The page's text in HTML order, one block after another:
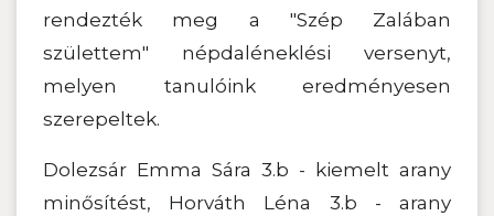
rendezték meg a "Szép Zalában
születtem" népdaléneklési versenyt,
melyen tanulóink eredményesen
szerepeltek.
Dolezsár Emma Sára 3.b - kiemelt arany
minősítést, Horváth Léna 3.b - arany